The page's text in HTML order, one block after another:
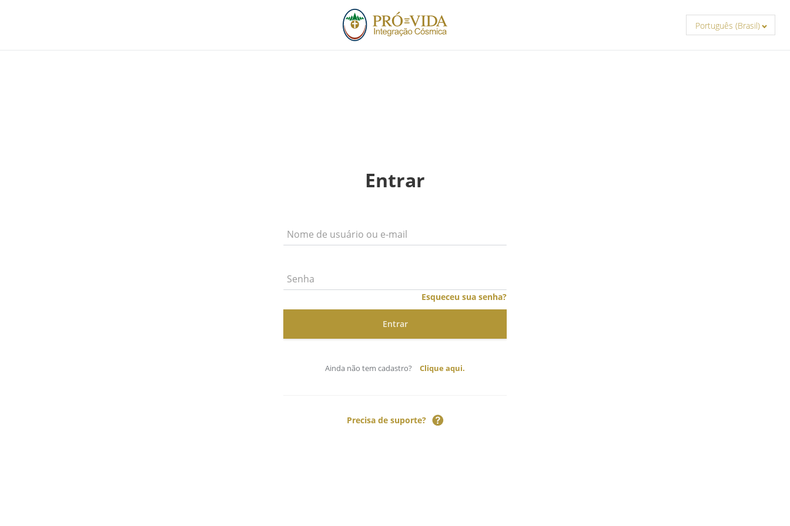
Português (Brasil)
Entrar
Esqueceu sua senha?
Ainda não tem cadastro? Clique aqui.
Precisa de suporte?